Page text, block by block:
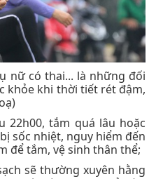
nữ có thai... là những đối
khỏe khi thời tiết rét đậm,
22h00, tắm quá lâu hoặc
sốc nhiệt, nguy hiểm đến
để tắm, vệ sinh thân thể;
sẽ thường xuyên hằng